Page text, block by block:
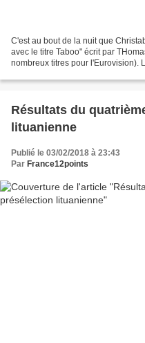
C'est au bout de la nuit que
avec le titre Taboo" écrit par
nombreux titres pour l'Eurovision).
Résultats du
lituanienne
Publié le 03/02/2018 à 23:43
Par France12points